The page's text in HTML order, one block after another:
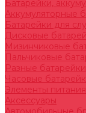
Батарейки,
Аккумуляторные
Батарейки для
Дисковые
Мизинчиковые
Пальчиковые
Разные батарейки
Часовые
Элементы питания
Аксессуары